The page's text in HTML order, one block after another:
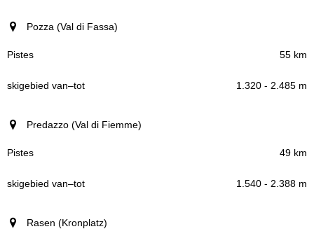
Pozza (Val di Fassa)
55 km
1.320 - 2.485 m
Predazzo (Val di Fiemme)
49 km
1.540 - 2.388 m
Rasen (Kronplatz)